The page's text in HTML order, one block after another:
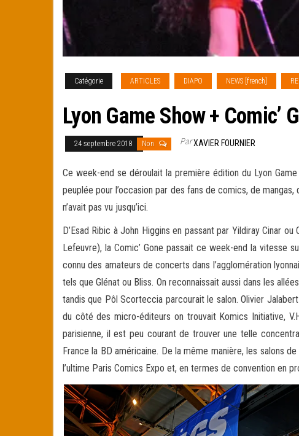
Catégorie ARTICLES DIAPO NEWS [french]
Lyon Game Show + Comic’
24 septembre 2018 Non ParXAVIER FOURNIER
Ce week-end se déroulait la première édition du Lyon
peuplée pour l’occasion par des fans de comics, de
n’avait pas vu jusqu’ici.
D’Esad Ribic à John Higgins en passant par Yildiray Cinar
Lefeuvre), la Comic’ Gone passait ce week-end la vitesse
connu des amateurs de concerts dans l’agglomération
tels que Glénat ou Bliss. On reconnaissait aussi dans les
tandis que Pôl Scorteccia parcourait le salon. Olivier
du côté des micro-éditeurs on trouvait Komics Initiative,
parisienne, il est peu courant de trouver une telle
France la BD américaine. De la même manière, les salons
l’ultime Paris Comics Expo et, en termes de convention en